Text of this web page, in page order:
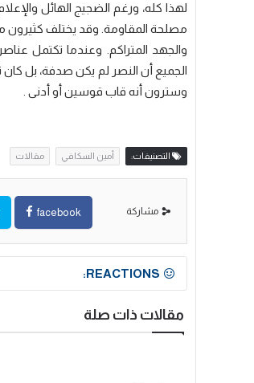
لهذا كله، ورغم الضجيج الهائل
مصلحة المقاومة. وقد يختلف كثيرون مع
والجهد المتراكم. وعندما تكتمل
الجميع أن النصر لم يكن صدفة، بل
وسترون أنه قاب قوسين أو أدنى .
التصنيفات: مقالات
مشاركة facebook
REACTIONS:
مقالات ذات صلة